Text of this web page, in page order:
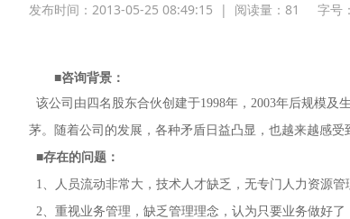
发布时间：2013-05-25 08:49:15 | 阅读量： 81 字号：
■咨询背景：
该公司由四名股东合伙创建于1998年，2003年后规模及
茅。随着公司的发展，各种矛盾日益凸显，也越来越感受
■存在的问题：
1、人员流动非常大，技术人才缺乏，无专门人力资源管
2、重视业务管理，缺乏管理理念，认为只要业务做好了